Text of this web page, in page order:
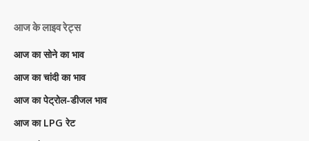
आज के लाइव रेट्स
आज का सोने का भाव
आज का चांदी का भाव
आज का पेट्रोल-डीजल भाव
आज का LPG रेट